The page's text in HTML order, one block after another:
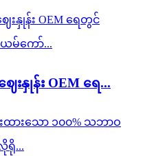
းနှုန်း OEM ရေ...